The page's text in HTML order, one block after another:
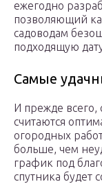
ежегодно
позволяющий
садоводам
подходящую
Самые
И прежде всего,
считаются
огородных
больше, чем
график под
спутника будет